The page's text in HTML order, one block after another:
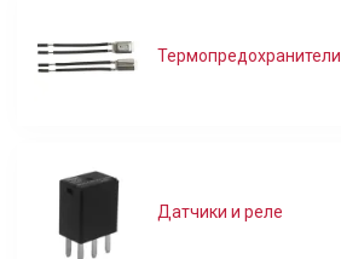
Термопредохранители
Датчики и реле